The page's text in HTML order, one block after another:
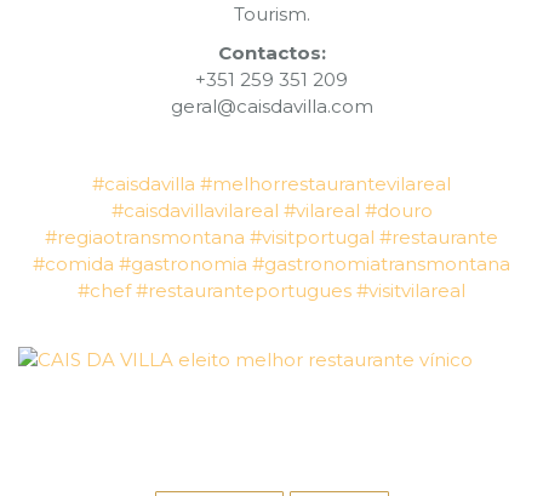
Tourism.
Contactos:
+351 259 351 209
geral@caisdavilla.com
#caisdavilla #melhorrestaurantevilareal
#caisdavillavilareal #vilareal #douro
#regiaotransmontana #visitportugal #restaurante
#comida #gastronomia #gastronomiatransmontana
#chef #restauranteportugues #visitvilareal